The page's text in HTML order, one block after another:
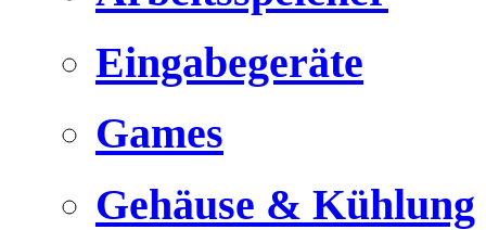
Eingabegeräte
Games
Gehäuse & Kühlung